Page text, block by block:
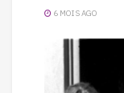
6 MOIS AGO